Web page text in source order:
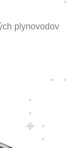
plynovodov